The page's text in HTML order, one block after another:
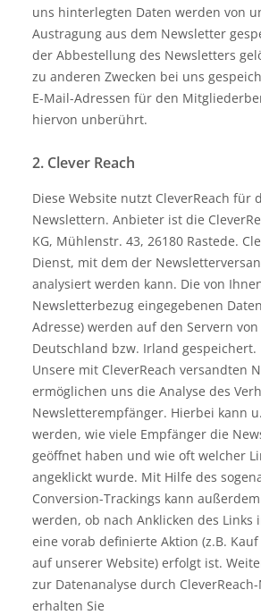
uns hinterlegten Daten werden von
Austragung aus dem Newsletter
der Abbestellung des Newsletters
zu anderen Zwecken bei uns
E-Mail-Adressen für den
hiervon unberührt.
2. Clever Reach
Diese Website nutzt CleverReach für
Newslettern. Anbieter ist die
KG, Mühlenstr. 43, 26180 Rastede.
Dienst, mit dem der
analysiert werden kann. Die von
Newsletterbezug eingegebenen
Adresse) werden auf den Servern von
Deutschland bzw. Irland gespeichert.
Unsere mit CleverReach versandten
ermöglichen uns die Analyse des
Newsletterempfänger. Hierbei kann
werden, wie viele Empfänger die
geöffnet haben und wie oft welcher
angeklickt wurde. Mit Hilfe des
Conversion-Trackings kann
werden, ob nach Anklicken des Links
eine vorab definierte Aktion (z.B.
auf unserer Website) erfolgt ist.
zur Datenanalyse durch
erhalten Sie